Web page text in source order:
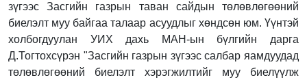
зүгээс Засгийн газрын таван сайдын төлөвлөгөөний
биелэлт муу байгаа талаар асуудлыг хөндсөн юм. Үүнтэй
холбогдуулан УИХ дахь МАН-ын бүлгийн дарга
Д.Тогтохсүрэн "Засгийн газрын зүгээс салбар яамдуудад
төлөвлөгөөний биелэлт хэрэгжилтийг муу биелүүлж